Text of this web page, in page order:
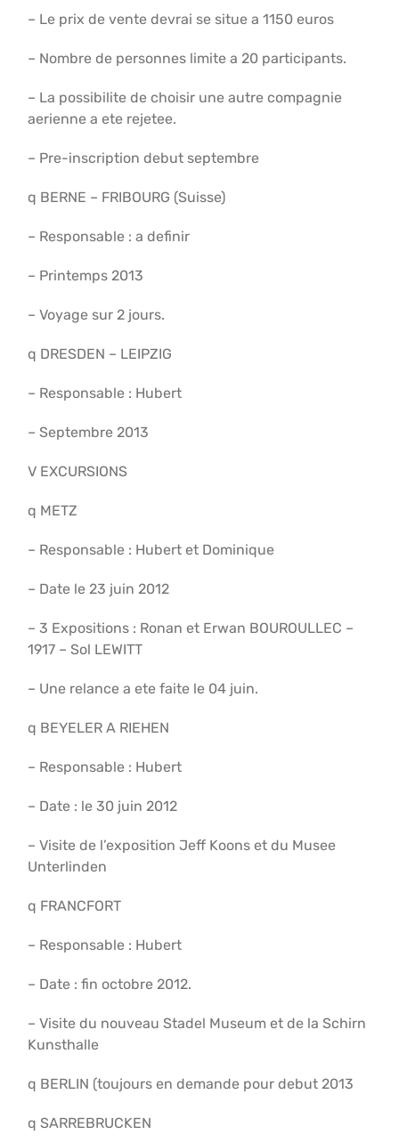
– Le prix de vente devrai se situe a 1150 euros
– Nombre de personnes limite a 20 participants.
– La possibilite de choisir une autre compagnie
aerienne a ete rejetee.
– Pre-inscription debut septembre
q BERNE – FRIBOURG (Suisse)
– Responsable : a definir
– Printemps 2013
– Voyage sur 2 jours.
q DRESDEN – LEIPZIG
– Responsable : Hubert
– Septembre 2013
V EXCURSIONS
q METZ
– Responsable : Hubert et Dominique
– Date le 23 juin 2012
– 3 Expositions : Ronan et Erwan BOUROULLEC –
1917 – Sol LEWITT
– Une relance a ete faite le 04 juin.
q BEYELER A RIEHEN
– Responsable : Hubert
– Date : le 30 juin 2012
– Visite de l’exposition Jeff Koons et du Musee
Unterlinden
q FRANCFORT
– Responsable : Hubert
– Date : fin octobre 2012.
– Visite du nouveau Stadel Museum et de la Schirn
Kunsthalle
q BERLIN (toujours en demande pour debut 2013
q SARREBRUCKEN